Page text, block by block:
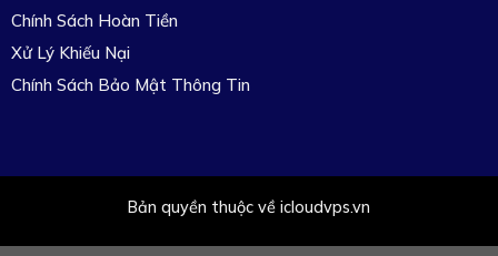
Chính Sách Hoàn Tiền
Xử Lý Khiếu Nại
Chính Sách Bảo Mật Thông Tin
Bản quyền thuộc về icloudvps.vn